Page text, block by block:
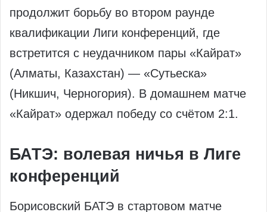
продолжит борьбу во втором раунде
квалификации Лиги конференций, где
встретится с неудачником пары «Кайрат»
(Алматы, Казахстан) — «Сутьеска»
(Никшич, Черногория). В домашнем матче
«Кайрат» одержал победу со счётом 2:1.
БАТЭ: волевая ничья в Лиге
конференций
Борисовский БАТЭ в стартовом матче